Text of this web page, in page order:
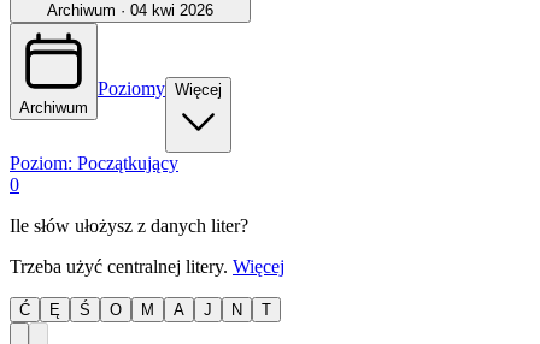
Archiwum · 04 kwi 2026
Archiwum
Poziomy Więcej
Poziom: Początkujący
0
Ile słów ułożysz z danych liter?
Trzeba użyć centralnej litery. Więcej
Ć Ę Ś O M A J N T